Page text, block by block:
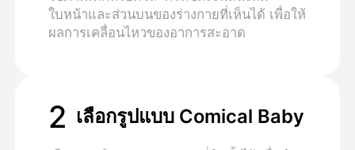
ใบหน้าและส่วนบนของร่างกายที่เห็นได้ เพื่อให้
ผลการเคลื่อนไหวของอาการสะอาด
2 เลือกรูปแบบ Comical Baby